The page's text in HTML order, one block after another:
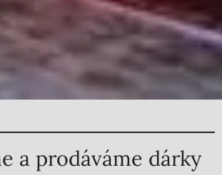
a prodáváme dárky